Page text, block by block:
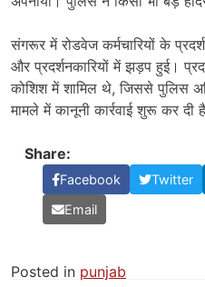
संगरूर में रोडवेज कर्मचारियों के
और प्रदर्शनकारियों में झड़प हुई।
कोशिश में शामिल थे, जिससे पुलिस
मामले में कानूनी कार्रवाई शुरू कर दी
Share:
Facebook Twitter
Email
Posted in punjab